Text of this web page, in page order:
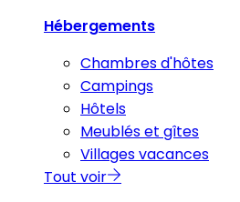
Hébergements
Chambres d'hôtes
Campings
Hôtels
Meublés et gîtes
Villages vacances
Tout voir